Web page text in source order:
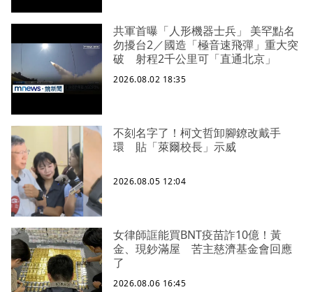
共軍首曝「人形機器士兵」 美罕點名
勿擾台2／國造「極音速飛彈」重大突
破 射程2千公里可「直通北京」
2026.08.02 18:35
不刻名字了！柯文哲卸腳鐐改戴手
環 貼「萊爾校長」示威
2026.08.05 12:04
女律師誆能買BNT疫苗詐10億！黃
金、現鈔滿屋 苦主慈濟基金會回應
了
2026.08.06 16:45